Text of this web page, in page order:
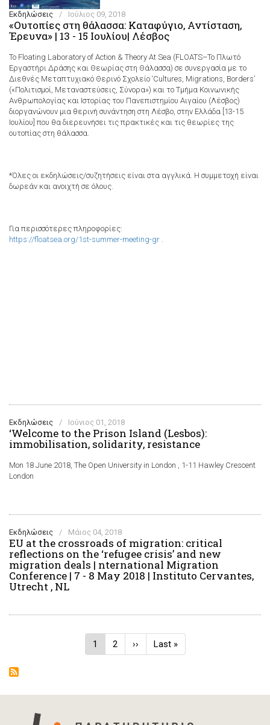
Εκδηλώσεις / Ιούλιος 09, 2018
«Ουτοπίες στη θάλασσα: Καταφύγιο, Αντίσταση,
Έρευνα» | 13 - 15 Ιουλίου| Λέσβος
Το Floating Laboratory of Action & Theory At Sea (FLOATS–Το Πλωτό
Εργαστήρι Δράσης και Θεωρίας στη Θάλασσα) σε συνεργασία με το
Διεθνές Μεταπτυχιακό Θερινό Σχολείο ‘Cultures, Migrations, Borders’
(«Πολιτισμοί, Μεταναστεύσεις, Σύνορα») και το Τμήμα Κοινωνικής
Ανθρωπολογίας και Ιστορίας του Πανεπιστημίου Αιγαίου (Λέσβος)
διοργανώνουν μια θερινή συνάντηση στη Λέσβο, στην Ελλάδα [13-15
Ιουλίου] που θα διερευνήσει τις πρακτικές και τις θεωρίες της
ουτοπίας στη θάλασσα.​
*Όλες οι εκδηλώσεις/συζητήσεις είναι στα αγγλικά. Η συμμετοχή είναι
δωρεάν και ανοιχτή σε όλους.
Για περισσότερες πληροφορίες:
https://floatsea.org/1st-summer-meeting-gr .
Εκδηλώσεις / Ιούνιος 01, 2018
‘Welcome to the Prison Island (Lesbos):
immobilisation, solidarity, resistance
Mon 18 June 2018, The Open University in London , 1-11 Hawley Crescent
London
Εκδηλώσεις / Μάιος 04, 2018
EU at the crossroads of migration: critical
reflections on the ‘refugee crisis’ and new
migration deals | nternational Migration
Conference | 7 - 8 May 2018 | Instituto Cervantes,
Utrecht , NL
ΣελιδοποίησηΤρέχουσα
σελίδα
1 Σελίδα
2
Next
page
››
Last
page
Last »